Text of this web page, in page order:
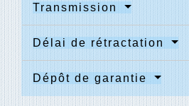
Transmission
Délai de rétractation
Dépôt de garantie